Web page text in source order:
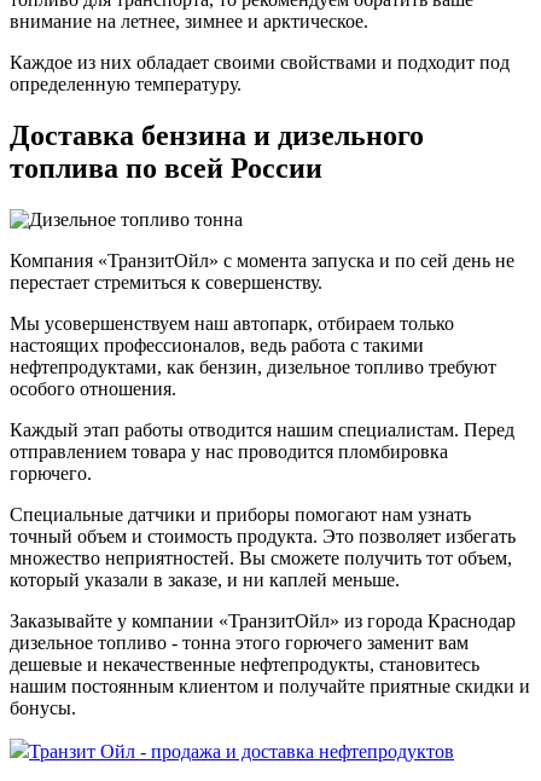
внимание на летнее, зимнее и арктическое.
Каждое из них обладает своими свойствами и подходит под
определенную температуру.
Доставка бензина и дизельного
топлива по всей России
Компания «ТранзитОйл» с момента запуска и по сей день не
перестает стремиться к совершенству.
Мы усовершенствуем наш автопарк, отбираем только
настоящих профессионалов, ведь работа с такими
нефтепродуктами, как бензин, дизельное топливо требуют
особого отношения.
Каждый этап работы отводится нашим специалистам. Перед
отправлением товара у нас проводится пломбировка
горючего.
Специальные датчики и приборы помогают нам узнать
точный объем и стоимость продукта. Это позволяет избегать
множество неприятностей. Вы сможете получить тот объем,
который указали в заказе, и ни каплей меньше.
Заказывайте у компании «ТранзитОйл» из города Краснодар
дизельное топливо - тонна этого горючего заменит вам
дешевые и некачественные нефтепродукты, становитесь
нашим постоянным клиентом и получайте приятные скидки и
бонусы.
Транзит Ойл - продажа и доставка нефтепродуктов